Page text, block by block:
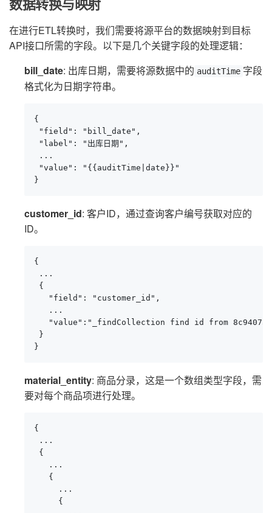
数据转换与映射
在进行ETL转换时，我们需要将源平台的数据映射到目标
API接口所需的字段。以下是几个关键字段的处理逻辑：
bill_date: 出库日期，需要将源数据中的 auditTime 字段
格式化为日期字符串。
{
"field": "bill_date",
"label": "出库日期",
...
"value": "{{auditTime|date}}"
}
customer_id: 客户ID，通过查询客户编号获取对应的
ID。
{
...
{
   "field": "customer_id",
   ...
"value":"_findCollection find id from
}
}
material_entity: 商品分录，这是一个数组类型字段，需
要对每个商品项进行处理。
{
...
{
   ...
   {
     ...
     {